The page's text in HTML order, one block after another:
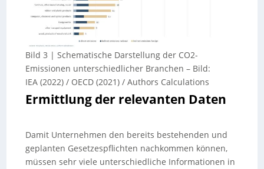
Bild 3 | Schematische Darstellung der CO2-
Emissionen unterschiedlicher Branchen – Bild:
IEA (2022) / OECD (2021) / Authors Calculations
Ermittlung der relevanten Daten
Damit Unternehmen den bereits bestehenden und
geplanten Gesetzespflichten nachkommen können,
müssen sehr viele unterschiedliche Informationen in